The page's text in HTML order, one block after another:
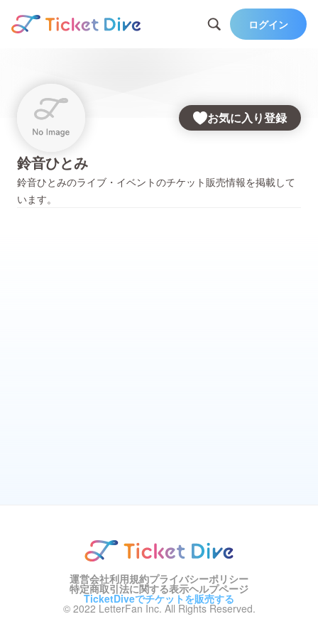
ログイン
お気に入り登録
鈴音ひとみ
鈴音ひとみのライブ・イベントのチケット販売情報を掲載して
います。
運営会社利用規約プライバシーポリシー
特定商取引法に関する表示ヘルプページ
TicketDiveでチケットを販売する
© 2022 LetterFan Inc. All Rights Reserved.